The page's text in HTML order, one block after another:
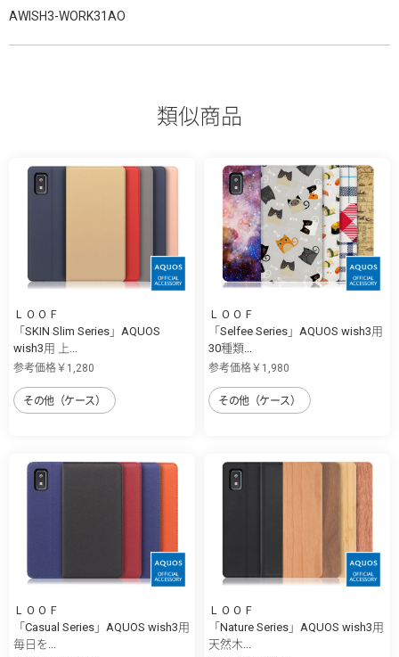
AWISH3-WORK31AO
類似商品
ＬＯＯＦ
「SKIN Slim Series」AQUOS
wish3用 上...
参考価格￥1,280
その他（ケース）
ＬＯＯＦ
「Selfee Series」AQUOS wish3用
30種類...
参考価格￥1,980
その他（ケース）
ＬＯＯＦ
「Casual Series」AQUOS wish3用
毎日を...
ＬＯＯＦ
「Nature Series」AQUOS wish3用
天然木...